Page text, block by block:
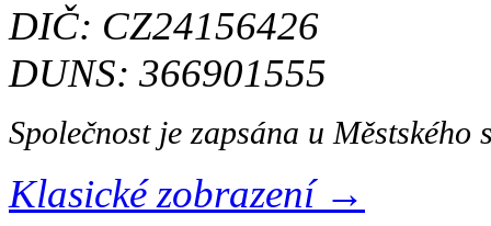
DIČ: CZ24156426
DUNS: 366901555
Společnost je zapsána u
Klasické zobrazení →